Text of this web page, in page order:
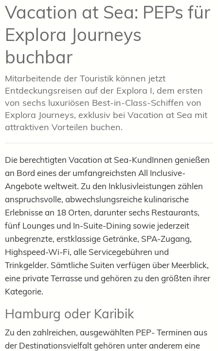
Vacation at Sea: PEPs für
Explora Journeys
buchbar
Mitarbeitende der Touristik können jetzt
Entdeckungsreisen auf der Explora I, dem ersten
von sechs luxuriösen Best-in-Class-Schiffen von
Explora Journeys, exklusiv bei Vacation at Sea mit
attraktiven Vorteilen buchen.
Die berechtigten Vacation at Sea-KundInnen genießen
an Bord eines der umfangreichsten All Inclusive-
Angebote weltweit. Zu den Inklusivleistungen zählen
anspruchsvolle, abwechslungsreiche kulinarische
Erlebnisse an 18 Orten, darunter sechs Restaurants,
fünf Lounges und In-Suite-Dining sowie jederzeit
unbegrenzte, erstklassige Getränke, SPA-Zugang,
Highspeed-Wi-Fi, alle Servicegebühren und
Trinkgelder. Sämtliche Suiten verfügen über Meerblick,
eine private Terrasse und gehören zu den größten ihrer
Kategorie.
Hamburg oder Karibik
Zu den zahlreichen, ausgewählten PEP- Terminen aus
der Destinationsvielfalt gehören unter anderem eine